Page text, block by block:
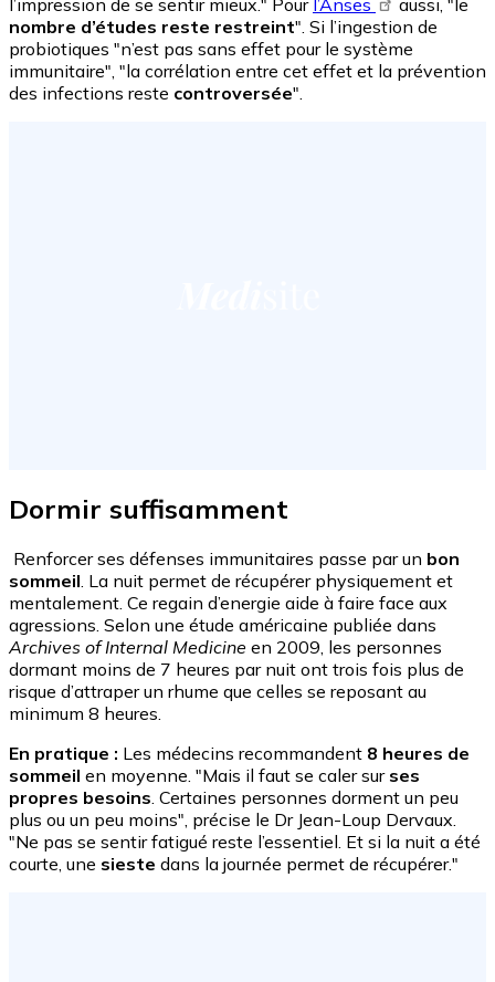
l’impression de se sentir mieux." Pour l’Anses
aussi, "le
nombre d’études reste restreint". Si l’ingestion de
probiotiques "n’est pas sans effet pour le système
immunitaire", "la corrélation entre cet effet et la prévention
des infections reste controversée".
Dormir suffisamment
Renforcer ses défenses immunitaires passe par un bon
sommeil. La nuit permet de récupérer physiquement et
mentalement. Ce regain d’energie aide à faire face aux
agressions. Selon une étude américaine publiée dans
Archives of Internal Medicine en 2009, les personnes
dormant moins de 7 heures par nuit ont trois fois plus de
risque d’attraper un rhume que celles se reposant au
minimum 8 heures.
En pratique : Les médecins recommandent 8 heures de
sommeil en moyenne. "Mais il faut se caler sur ses
propres besoins. Certaines personnes dorment un peu
plus ou un peu moins", précise le Dr Jean-Loup Dervaux.
"Ne pas se sentir fatigué reste l’essentiel. Et si la nuit a été
courte, une sieste dans la journée permet de récupérer."